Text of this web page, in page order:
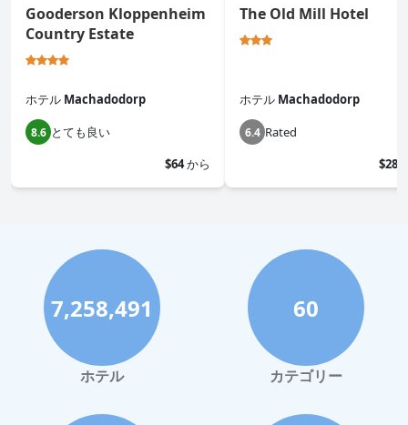
Gooderson Kloppenheim
Country Estate
ホテル Machadodorp
8.6 とても良い
$64から
The Old Mill Hotel
ホテル Machadodorp
6.4 Rated
$28
7,258,491
ホテル
60
カテゴリー